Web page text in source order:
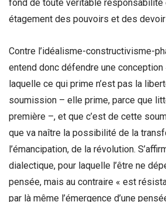
fond de toute véritable responsabilité
étagement des pouvoirs et des
Contre l’idéalisme-constructivisme-
entend donc défendre une conception
laquelle ce qui prime n’est pas la
soumission – elle prime, parce que
première –, et que c’est de cette
que va naître la possibilité de la
l’émancipation, de la révolution.
dialectique, pour laquelle l’être ne
pensée, mais au contraire « est
par là même l’émergence d’une